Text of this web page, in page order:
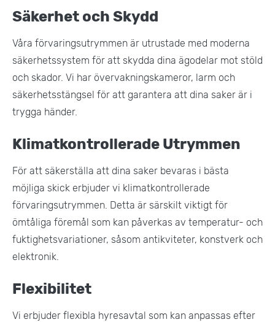
Säkerhet och Skydd
Våra förvaringsutrymmen är utrustade med moderna
säkerhetssystem för att skydda dina ägodelar mot stöld
och skador. Vi har övervakningskameror, larm och
säkerhetsstängsel för att garantera att dina saker är i
trygga händer​.
Klimatkontrollerade Utrymmen
För att säkerställa att dina saker bevaras i bästa
möjliga skick erbjuder vi klimatkontrollerade
förvaringsutrymmen. Detta är särskilt viktigt för
ömtåliga föremål som kan påverkas av temperatur- och
fuktighetsvariationer, såsom antikviteter, konstverk och
elektronik.
Flexibilitet
Vi erbjuder flexibla hyresavtal som kan anpassas efter